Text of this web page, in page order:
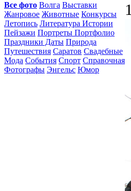
Все фото Волга Выставки
Жанровое Животные Конкурсы
Летопись Литература Истории
Пейзажи Портреты Портфолио
Праздники Даты Природа
Путешествия Саратов Свадебные
Мода События Спорт Справочная
Фотографы Энгельс Юмор